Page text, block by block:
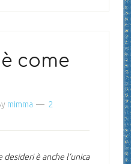
come
mimma
2
desideri è anche l’unica